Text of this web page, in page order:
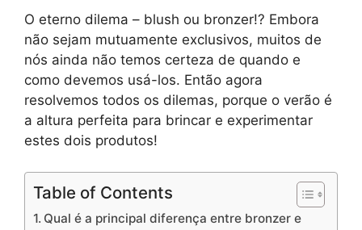
O eterno dilema – blush ou bronzer!? Embora
não sejam mutuamente exclusivos, muitos de
nós ainda não temos certeza de quando e
como devemos usá-los. Então agora
resolvemos todos os dilemas, porque o verão é
a altura perfeita para brincar e experimentar
estes dois produtos!
Table of Contents
Qual é a principal diferença entre bronzer e